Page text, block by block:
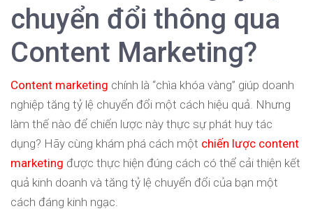
chuyển đổi thông qua
Content Marketing?
Content marketing chính là “chìa khóa vàng” giúp doanh
nghiệp tăng tỷ lệ chuyển đổi một cách hiệu quả. Nhưng
làm thế nào để chiến lược này thực sự phát huy tác
dụng? Hãy cùng khám phá cách một chiến lược content
marketing được thực hiện đúng cách có thể cải thiện kết
quả kinh doanh và tăng tỷ lệ chuyển đổi của bạn một
cách đáng kinh ngạc.